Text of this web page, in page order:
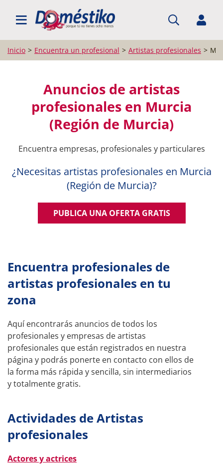
BUSCAR PROFESIONALES
Inicio Encuentra un profesional Artistas profesionales
Anuncios de artistas
profesionales en Murcia
(Región de Murcia)
Encuentra empresas, profesionales y particulares
¿Necesitas artistas profesionales en Murcia
(Región de Murcia)?
PUBLICA UNA OFERTA GRATIS
Encuentra profesionales de
artistas profesionales en tu
zona
Aquí encontrarás anuncios de todos los
profesionales y empresas de artistas
profesionales que están registrados en nuestra
página y podrás ponerte en contacto con ellos de
la forma más rápida y sencilla, sin intermediarios
y totalmente gratis.
Actividades de Artistas
profesionales
Actores y actrices